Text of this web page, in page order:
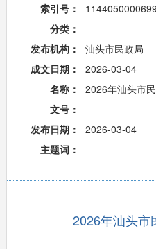
索引号：
分类：
发布机构：
汕头市民政局
成文日期：
2026-03-04
名称：
2026年汕头市
文号：
发布日期：
2026-03-04
主题词：
2026年汕头市